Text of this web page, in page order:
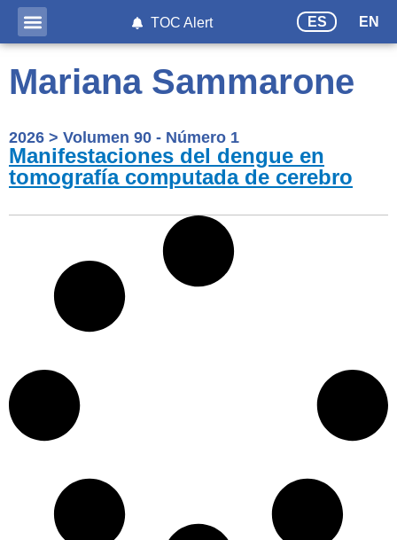
ES EN
TOC Alert
Mariana Sammarone
2026 > Volumen 90 - Número 1
Manifestaciones del dengue en
tomografía computada de cerebro